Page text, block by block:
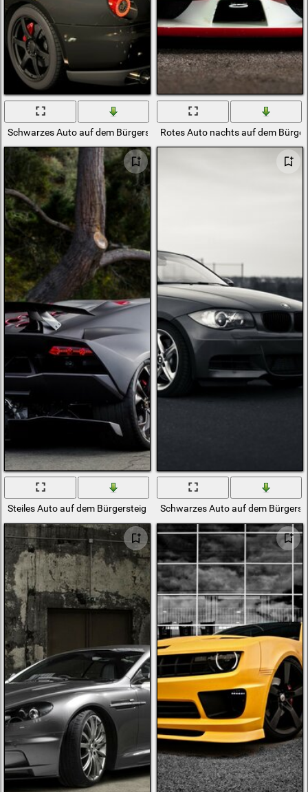
Schwarzes Auto auf dem Bürgersteig auf schwarzem und weißem
Rotes Auto nachts auf dem
Steiles Auto auf dem Bürgersteig Schwarzes Auto auf dem